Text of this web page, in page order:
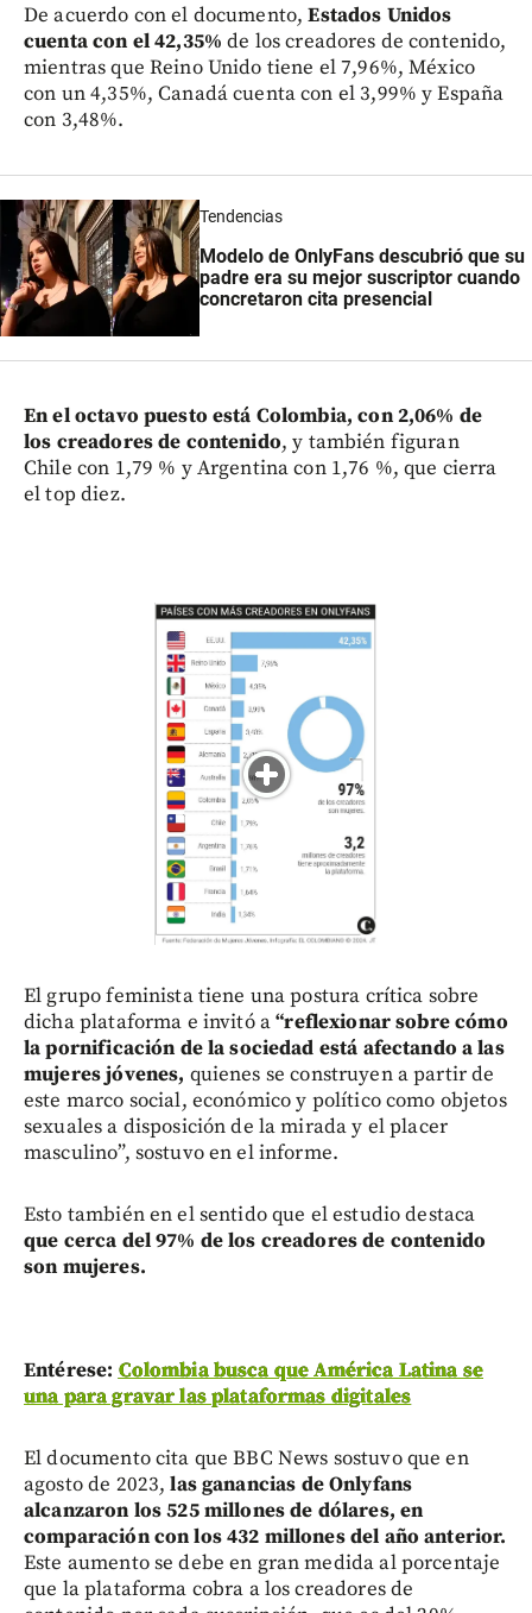
De acuerdo con el documento,Estados Unidos
cuenta con el 42,35% de los creadores de contenido,
mientras que Reino Unido tiene el 7,96%, México
con un 4,35%, Canadá cuenta con el 3,99% y España
con 3,48%.
Tendencias
Modelo de OnlyFans descubrió que su
padre era su mejor suscriptor cuando
concretaron cita presencial
En el octavo puesto está Colombia, con 2,06% de
los creadores de contenido, y también figuran
Chile con 1,79 % y Argentina con 1,76 %, que cierra
el top diez.
El grupo feminista tiene una postura crítica sobre
dicha plataforma e invitó a“reflexionar sobre cómo
la pornificación de la sociedad está afectando a las
mujeres jóvenes, quienes se construyen a partir de
este marco social, económico y político como objetos
sexuales a disposición de la mirada y el placer
masculino”, sostuvo en el informe.
Esto también en el sentido que el estudio destaca
que cerca del 97% de los creadores de contenido
son mujeres.
Entérese: Colombia busca que América Latina se
una para gravar las plataformas digitales
El documento cita que BBC News sostuvo que en
agosto de 2023, las ganancias de Onlyfans
alcanzaron los 525 millones de dólares, en
comparación con los 432 millones del año anterior.
Este aumento se debe en gran medida al porcentaje
que la plataforma cobra a los creadores de